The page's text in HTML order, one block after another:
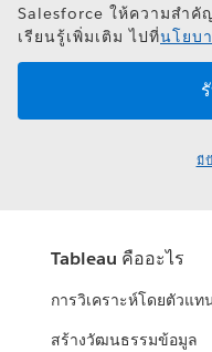
Salesforce ให้ความสำ
เรียนรู้เพิ่มเติม ไปที่นโยบ
มี
Tableau คืออะไร
การวิเคราะห์โดยตัวแท
สร้างวัฒนธรรมข้อมูล